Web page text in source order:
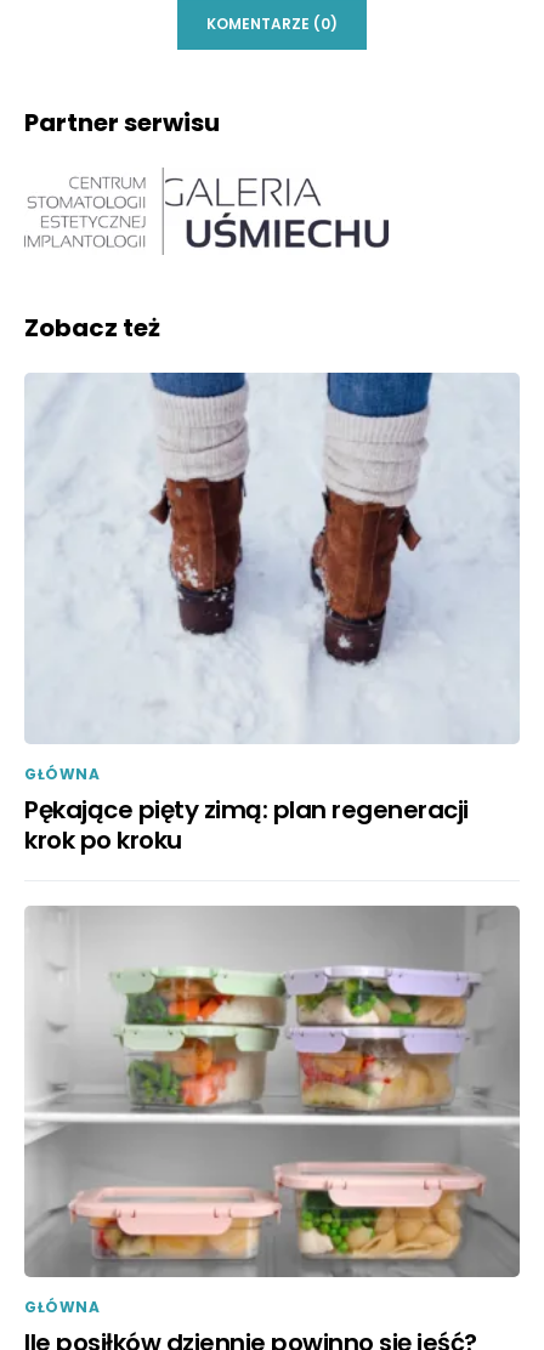
KOMENTARZE (0)
Partner serwisu
Zobacz też
GŁÓWNA
Pękające pięty zimą: plan regeneracji
krok po kroku
GŁÓWNA
Ile posiłków dziennie powinno się jeść?